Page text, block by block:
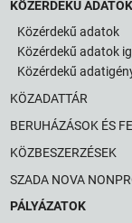
KÖZÉRDEKŰ ADATOK
Közérdekű adatok
Közérdekű adatok
Közérdekű
KÖZADATTÁR
BERUHÁZÁSOK ÉS
KÖZBESZERZÉSEK
SZADA NOVA
PÁLYÁZATOK